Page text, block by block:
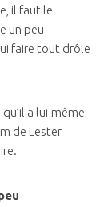
il faut le
un peu
faire tout drôle
a lui-même
de Lester